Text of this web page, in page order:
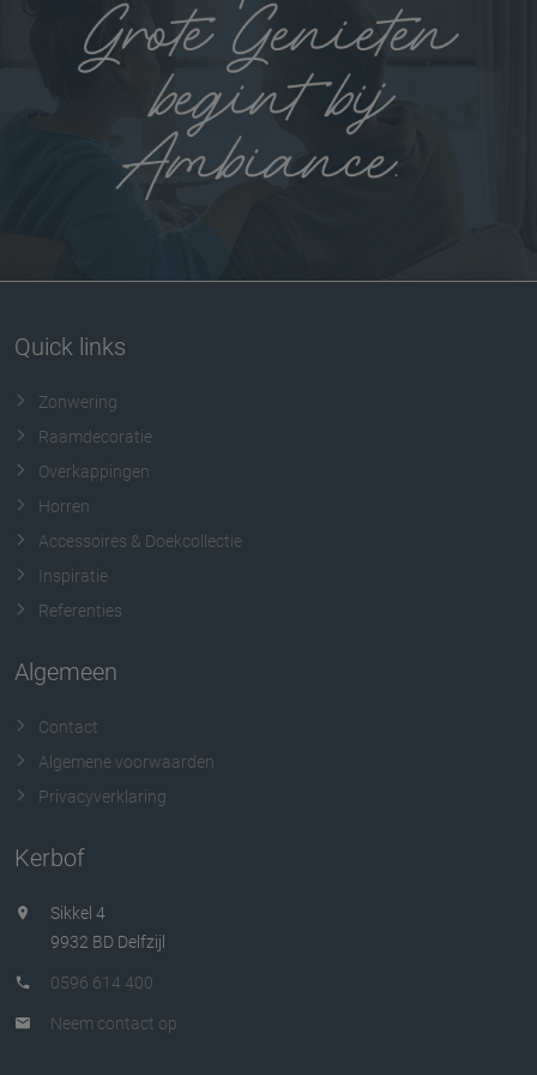
Quick links
Zonwering
Raamdecoratie
Overkappingen
Horren
Accessoires & Doekcollectie
Inspiratie
Referenties
Algemeen
Contact
Algemene voorwaarden
Privacyverklaring
Kerbof
Sikkel 4
9932 BD Delfzijl
0596 614 400
Neem contact op